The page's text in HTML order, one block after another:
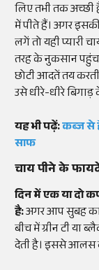
लिए तभी तक अच्छी
में पीते हैं। अगर
लगें तो यही प्यारी
तरह के नुकसान
छोटी आदतें तय
उसे धीरे-धीरे बिगाड़
यह भी पढ़ें:कब्ज से
साफ
चाय पीने के
दिन में एक या दो
है:अगर आप सुबह का
बीच में ग्रीन टी या
देती है। इससे आलस